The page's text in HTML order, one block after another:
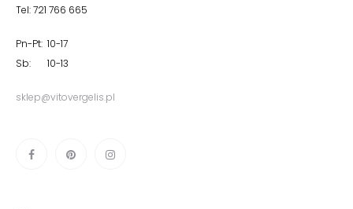
Tel: 721 766 665
Pn-Pt: 10-17
Sb: 10-13
sklep@vitovergelis.pl